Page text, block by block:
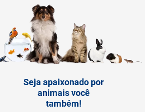
Seja apaixonado por
animais você
também!